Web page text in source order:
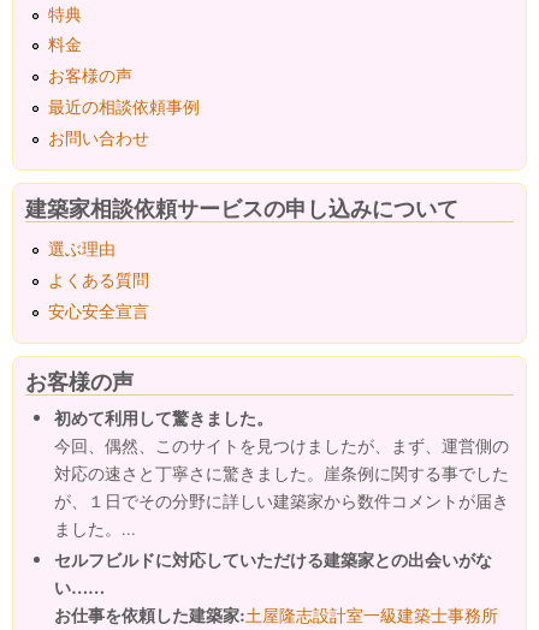
特典
料金
お客様の声
最近の相談依頼事例
お問い合わせ
建築家相談依頼サービスの申し込みについて
選ぶ理由
よくある質問
安心安全宣言
お客様の声
初めて利用して驚きました。
今回、偶然、このサイトを見つけましたが、まず、運営側の
対応の速さと丁寧さに驚きました。崖条例に関する事でした
が、１日でその分野に詳しい建築家から数件コメントが届き
ました。...
セルフビルドに対応していただける建築家との出会いがな
い……
お仕事を依頼した建築家:土屋隆志設計室一級建築士事務所